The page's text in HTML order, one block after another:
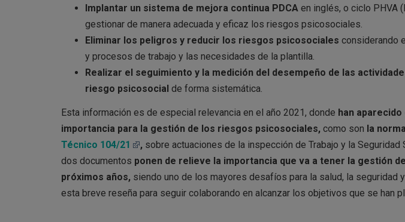
Implantar un sistema de mejora continua PDCA en inglés, o ciclo PHVA
gestionar de manera adecuada y eficaz los riesgos psicosociales.
Eliminar los peligros y reducir los riesgos psicosociales considerando
y procesos de trabajo y las necesidades de la plantilla.
Realizar el seguimiento y la medición del desempeño de las
riesgo psicosocial de forma sistemática.
Esta información es de especial relevancia en el año 2021, donde han
importancia para la gestión de los riesgos psicosociales, como son la
Técnico 104/21
, sobre actuaciones de la inspección de Trabajo y la
dos documentos ponen de relieve la importancia que va a tener la gestión
próximos años, siendo uno de los mayores desafíos para la salud, la seguridad
esta breve reseña para seguir colaborando en alcanzar los objetivos que se han